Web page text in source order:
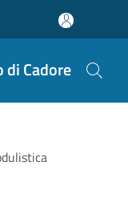
di Cadore